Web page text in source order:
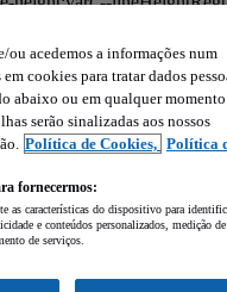
de privacidade
by:
ou acedemos a informações num
cookies para tratar dados
abaixo ou em qualquer
serão sinalizadas aos nossos
Política de Cookies, Política
fornecermos:
as características do dispositivo para
e conteúdos personalizados, medição de
de serviços.